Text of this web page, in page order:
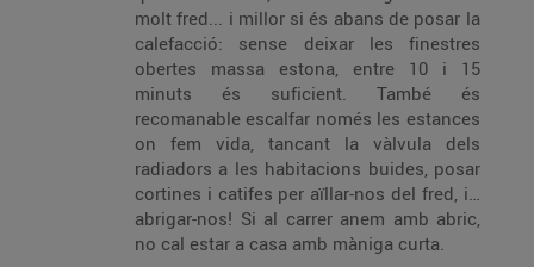
molt fred... i millor si és abans de posar la
calefacció: sense deixar les finestres
obertes massa estona, entre 10 i 15
minuts és suficient. També és
recomanable escalfar només les estances
on fem vida, tancant la vàlvula dels
radiadors a les habitacions buides, posar
cortines i catifes per aïllar-nos del fred, i…
abrigar-nos! Si al carrer anem amb abric,
no cal estar a casa amb màniga curta.